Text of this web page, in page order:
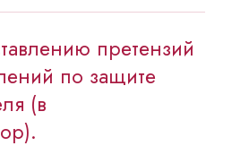
претензий
по защите
(в